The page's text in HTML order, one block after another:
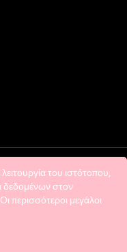
του ιστότοπου,
δεδομένων στον
περισσότεροι μεγάλοι